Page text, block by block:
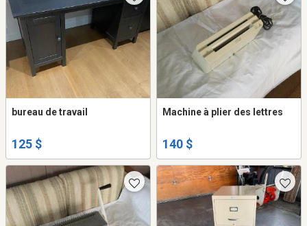
bureau de travail
125 $
Machine à plier des lettres
140 $